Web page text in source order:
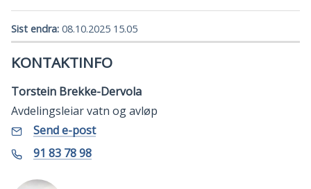
Sist endra 08.10.2025 15.05
KONTAKTINFO
Torstein Brekke-Dervola
Avdelingsleiar vatn og avløp
E-
post
Send e-posttil
Torstein
Telefon
91 83 78 98